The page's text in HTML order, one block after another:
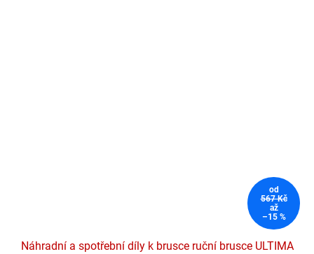
od
567 Kč
až
–15 %
Náhradní a spotřební díly k brusce ruční brusce ULTIMA